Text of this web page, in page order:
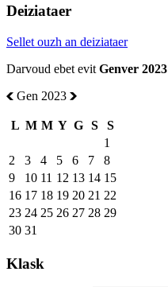
Deiziataer
Sellet ouzh an deiziataer
Darvoud ebet evit Genver 2023
Gen 2023
L M M Y G S
S
1
2
3 4 5 6 7
8
9
10 11 12 13 14 15
16 17 18 19 20 21 22
23 24 25 26 27 28 29
30 31
Klask